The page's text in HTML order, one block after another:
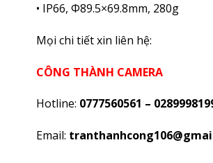
• IP66, Φ89.5×69.8mm, 280g
Mọi chi tiết xin liên hệ:
CÔNG THÀNH CAMERA
Hotline: 0777560561 –
Email: